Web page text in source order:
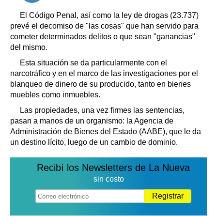
El Código Penal, así como la ley de drogas (23.737)
prevé el decomiso de "las cosas" que han servido para
cometer determinados delitos o que sean "ganancias"
del mismo.
Esta situación se da particularmente con el
narcotráfico y en el marco de las investigaciones por el
blanqueo de dinero de su producido, tanto en bienes
muebles como inmuebles.
Las propiedades, una vez firmes las sentencias,
pasan a manos de un organismo: la Agencia de
Administración de Bienes del Estado (AABE), que le da
un destino lícito, luego de un cambio de dominio.
Recibí los Newsletters de La Nueva
sin costo
Registrar